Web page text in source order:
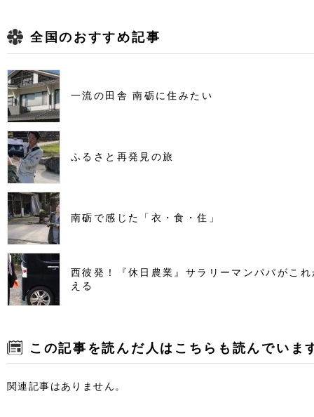
全国のおすすめ記事
一流の田舎 南砺に住みたい
ふるさと再発見の旅
南砺で感じた「衣・食・住」
西彼発！『休日農業』サラリーマンパパがこ
える
この記事を読んだ人はこちらも読んでいま
関連記事はありません。